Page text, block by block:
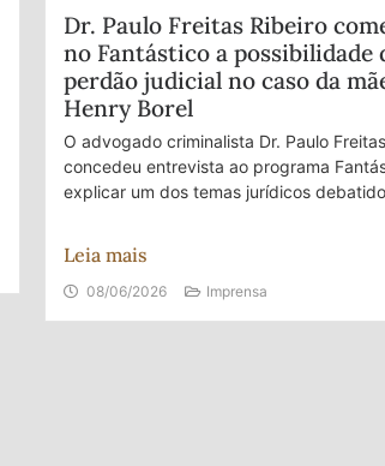
Dr. Paulo Freitas Ribeiro
no Fantástico a possibilidade
perdão judicial no caso da
Henry Borel
O advogado criminalista Dr. Paulo
concedeu entrevista ao programa
explicar um dos temas jurídicos
Leia mais
08/06/2026 Imprensa